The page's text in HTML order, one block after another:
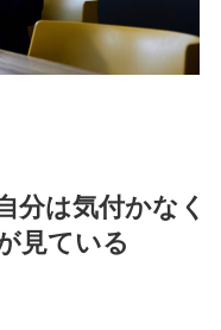
分は気付かなく
見ている